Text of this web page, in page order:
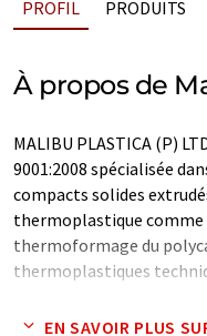
PROFIL PRODUITS
À propos de
MALIBU PLASTICA (P)
9001:2008 spécialisée
compacts solides
thermoplastique
thermoformage du
thermoplastiques
Note: Cet article a été
EN SAVOIR PLUS